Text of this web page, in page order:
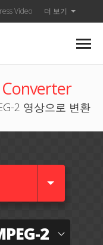
Video 더 보기
2 영상으로 변환
2